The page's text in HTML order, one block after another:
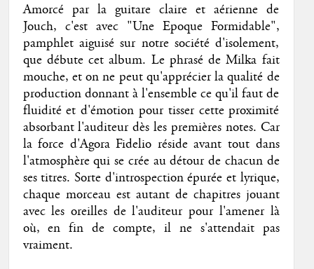
Amorcé par la guitare claire et aérienne de
Jouch, c'est avec "Une Epoque Formidable",
pamphlet aiguisé sur notre société d'isolement,
que débute cet album. Le phrasé de Milka fait
mouche, et on ne peut qu'apprécier la qualité de
production donnant à l'ensemble ce qu'il faut de
fluidité et d'émotion pour tisser cette proximité
absorbant l'auditeur dès les premières notes. Car
la force d'Agora Fidelio réside avant tout dans
l'atmosphère qui se crée au détour de chacun de
ses titres. Sorte d'introspection épurée et lyrique,
chaque morceau est autant de chapitres jouant
avec les oreilles de l'auditeur pour l'amener là
où, en fin de compte, il ne s'attendait pas
vraiment.